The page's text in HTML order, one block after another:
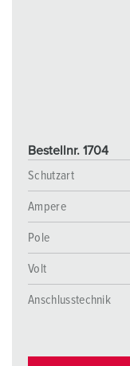
Bestellnr. 1704
Schutzart
Ampere
Pole
Volt
Anschlusstechnik